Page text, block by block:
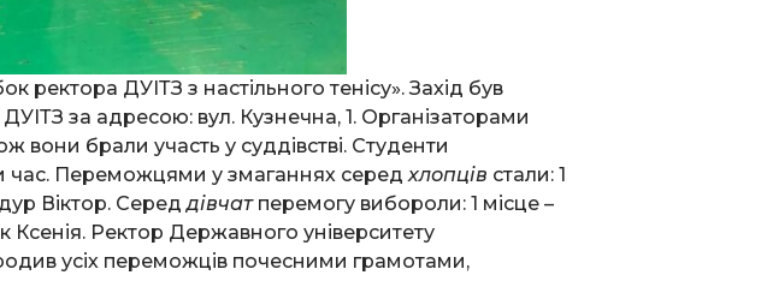
ДУІТЗ з настільного тенісу». Захід був
за адресою: вул. Кузнечна, 1. Організаторами
вони брали участь у суддівстві. Студенти
час. Переможцями у змаганнях середхлопців стали: 1
Віктор. Середдівчатперемогу вибороли: 1 місце –
Ксенія. Ректор Державного університету
усіх переможців почесними грамотами,